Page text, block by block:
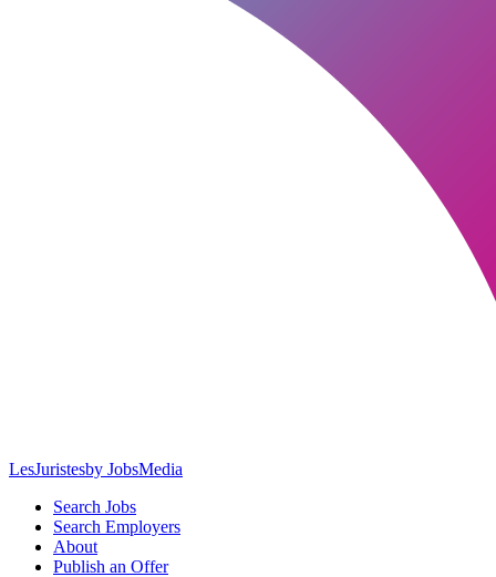
LesJuristesby JobsMedia
Search Jobs
Search Employers
About
Publish an Offer